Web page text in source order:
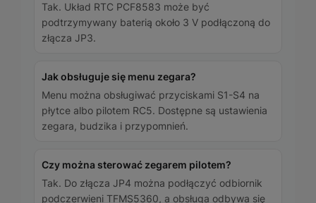
Tak. Układ RTC PCF8583 może być
podtrzymywany baterią około 3 V podłączoną do
złącza JP3.
Jak obsługuje się menu zegara?
Menu można obsługiwać przyciskami S1-S4 na
płytce albo pilotem RC5. Dostępne są ustawienia
zegara, budzika i przypomnień.
Czy można sterować zegarem pilotem?
Tak. Do złącza JP4 można podłączyć odbiornik
podczerwieni TFMS5360, a obsługa odbywa się